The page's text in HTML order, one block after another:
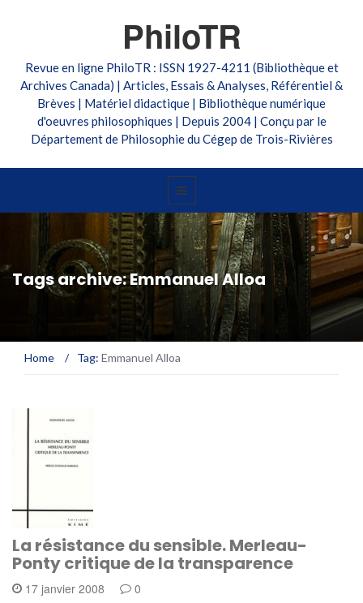
PhiloTR
Revue en ligne PhiloTR : ISSN 1927-4211 (Bibliothèque et
Archives Canada) | Articles, Essais & Analyses, Référentiel &
Brèves | Matériel didactique | Bibliothèque numérique
d'oeuvres philosophiques | Depuis 2004 | Conçu par le
Département de Philosophie du Cégep de Trois-Rivières
Tags archive: Emmanuel Alloa
Home / Tag: Emmanuel Alloa
La résistance du sensible. Merleau-
Ponty critique de la transparence
17 janvier 2008 0